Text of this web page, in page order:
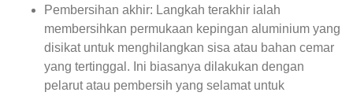
Pembersihan akhir: Langkah terakhir ialah
membersihkan permukaan kepingan aluminium yang
disikat untuk menghilangkan sisa atau bahan cemar
yang tertinggal. Ini biasanya dilakukan dengan
pelarut atau pembersih yang selamat untuk